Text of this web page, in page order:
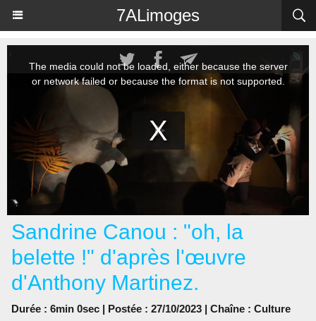
7ALimoges
Sandrine Canou : "oh, la
belette !" d'après l'œuvre
d'Anthony Martinez.
Durée : 6min 0sec | Postée : 27/10/2023 | Chaîne : Culture